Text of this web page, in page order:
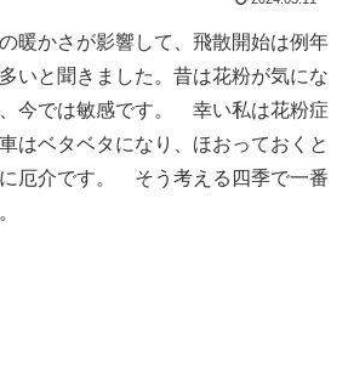
暖かさが影響して、飛散開始は例年
いと聞きました。昔は花粉が気にな
今では敏感です。 幸い私は花粉症
はベタベタになり、ほおっておくと
厄介です。 そう考える四季で一番